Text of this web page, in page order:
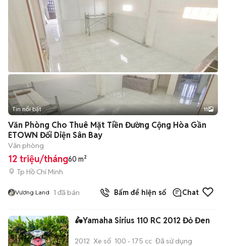
+2
Tin nổi bật 11
Văn Phòng Cho Thuê Mặt Tiền Đường Cộng Hòa Gần
ETOWN Đối Diện Sân Bay
Văn phòng
12 triệu/tháng60 m²
Tp Hồ Chí Minh
Vương Land 1 đã bán Bấm để hiện số Chat
🛵Yamaha Sirius 110 RC 2012 Đỏ Đen
2012 Xe số 100 - 175 cc Đã sử dụng